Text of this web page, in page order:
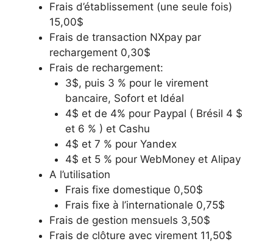
Frais d’établissement (une seule fois)
15,00$
Frais de transaction NXpay par
rechargement 0,30$
Frais de rechargement:
3$, puis 3 % pour le virement
bancaire, Sofort et Idéal
4$ et de 4% pour Paypal ( Brésil 4 $
et 6 % ) et Cashu
4$ et 7 % pour Yandex
4$ et 5 % pour WebMoney et Alipay
A l’utilisation
Frais fixe domestique 0,50$
Frais fixe à l’internationale 0,75$
Frais de gestion mensuels 3,50$
Frais de clôture avec virement 11,50$